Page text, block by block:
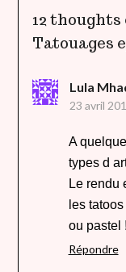
12 thoughts
Tatouages
Lula
23 avril
A
types d
Le rendu
les
ou pastel !
Répondre